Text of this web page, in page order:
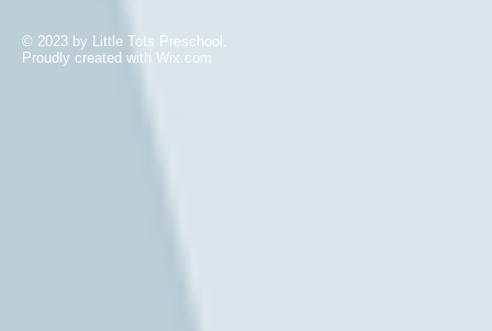
© 2023 by Little Tots Preschool.
Proudly created with Wix.com